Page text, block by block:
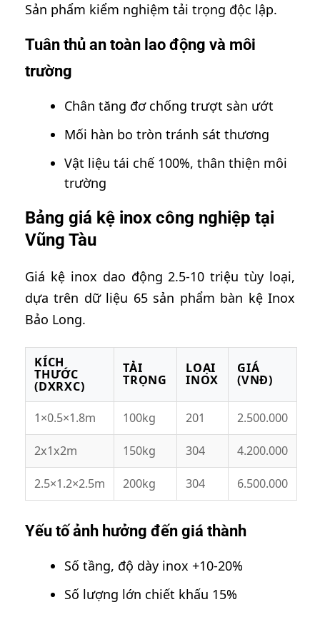
Sản phẩm kiểm nghiệm tải trọng độc lập.
Tuân thủ an toàn lao động và môi
trường
Chân tăng đơ chống trượt sàn ướt
Mối hàn bo tròn tránh sát thương
Vật liệu tái chế 100%, thân thiện môi
trường
Bảng giá kệ inox công nghiệp tại
Vũng Tàu
Giá kệ inox dao động 2.5-10 triệu tùy loại,
dựa trên dữ liệu 65 sản phẩm bàn kệ Inox
Bảo Long.
KÍCH
THƯỚC
(DXRXC)
TẢI
TRỌNG
LOẠI
INOX
GIÁ
(VNĐ)
1×0.5×1.8m 100kg 201 2.500.000
2x1x2m 150kg 304 4.200.000
2.5×1.2×2.5m 200kg 304 6.500.000
Yếu tố ảnh hưởng đến giá thành
Số tầng, độ dày inox +10-20%
Số lượng lớn chiết khấu 15%